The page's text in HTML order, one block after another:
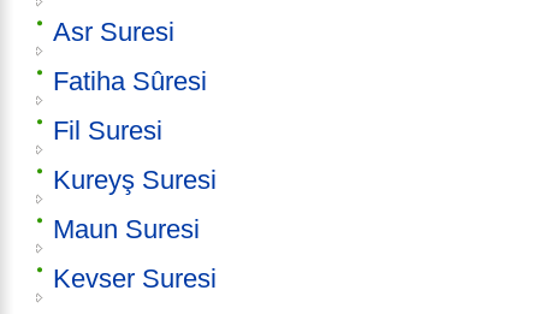
Asr Suresi
Fatiha Sûresi
Fil Suresi
Kureyş Suresi
Maun Suresi
Kevser Suresi